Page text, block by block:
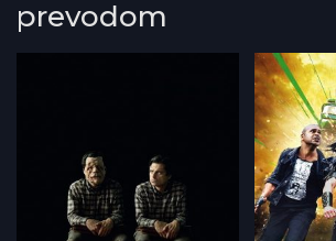
prevodom